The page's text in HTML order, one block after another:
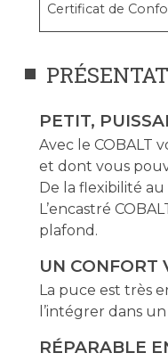
Certificat de
PETIT,
Avec le COBALT
et dont vous
De la flexibilité
L’encastré
plafond.
UN CONFORT
La puce est très
l’intégrer dans
RÉPARABLE